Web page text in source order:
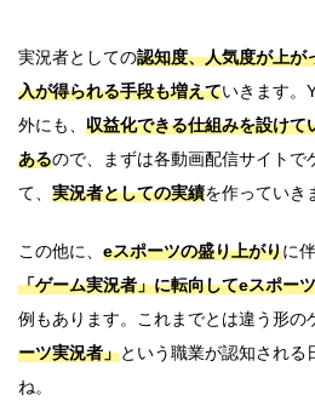
実況者としての認知度、人気度が上が
入が得られる手段も増えていきます。
外にも、 収益化できる仕組みを設けて
あるので、まずは各動画配信サイトで
て、 実況者としての実績を作っていき
この他に、 eスポーツの盛り上がりに
「ゲーム実況者」に転向してeスポー
例もあります。これまでとは違う形の
ーツ実況者」という職業が認知される
ね。